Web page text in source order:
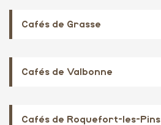
Cafés de Grasse
Cafés de Valbonne
Cafés de Roquefort-les-Pins